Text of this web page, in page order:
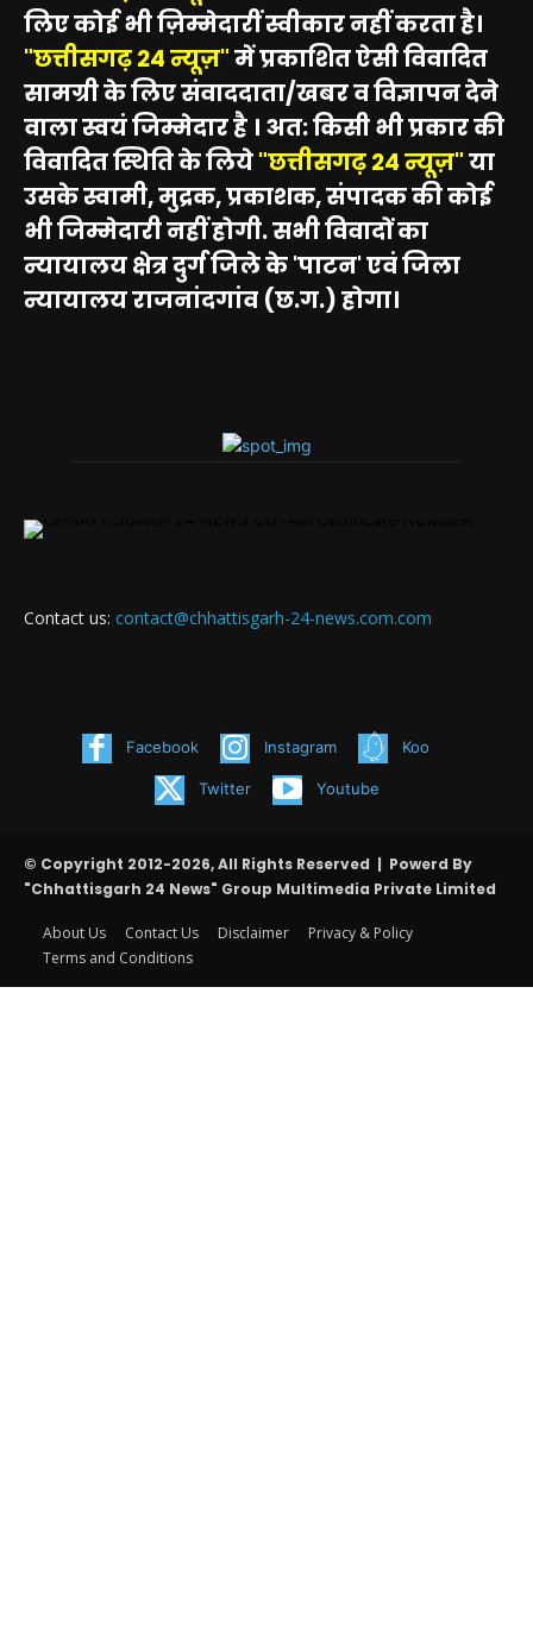
लिए कोई भी ज़िम्मेदारीं स्वीकार नहीं करता है।
"छत्तीसगढ़ 24 न्यूज़"में प्रकाशित ऐसी विवादित
सामग्री के लिए संवाददाता/खबर व विज्ञापन देने
वाला स्वयं जिम्मेदार है । अत: किसी भी प्रकार की
विवादित स्थिति के लिये"छत्तीसगढ़ 24 न्यूज़"या
उसके स्वामी, मुद्रक, प्रकाशक, संपादक की कोई
भी जिम्मेदारी नहीं होगी. सभी विवादों का
न्यायालय क्षेत्र दुर्ग जिले के 'पाटन' एवं जिला
न्यायालय राजनांदगांव (छ.ग.) होगा।
Contact us: contact@chhattisgarh-24-news.com.com
Facebook Instagram Koo
Twitter Youtube
© Copyright 2012-2026, All Rights Reserved | Powerd By
"Chhattisgarh 24 News" Group Multimedia Private Limited
About Us Contact Us Disclaimer
Privacy & Policy
Terms and Conditions